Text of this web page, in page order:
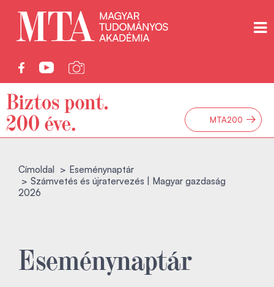
MTA200 →
Címoldal
Eseménynaptár
Számvetés és újratervezés | Magyar gazdaság
2026
Eseménynaptár